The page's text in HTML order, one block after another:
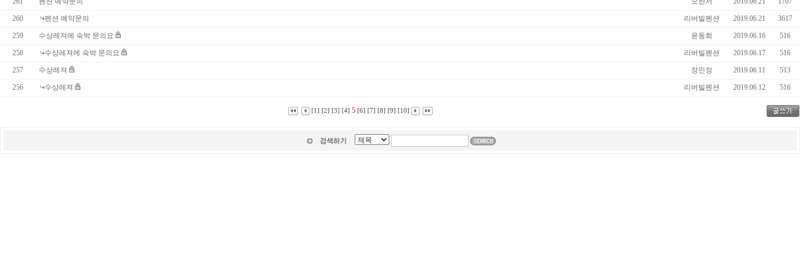
260 펜션 예약문의 리버빌펜션 2019.06.21 3617
259 수상레져에 숙박 문의요 윤동희 2019.06.16 516
258 수상레져에 숙박 문의요 리버빌펜션 2019.06.17 516
257 수상레져 정민정 2019.06.11 513
256 수상레져 리버빌펜션 2019.06.12 516
[1] [2] [3] [4] 5 [6] [7] [8] [9] [10]